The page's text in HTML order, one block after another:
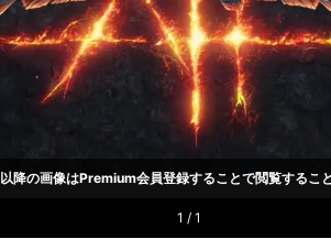
以降の画像はPremium会員登録することで閲覧するこ
1 / 1